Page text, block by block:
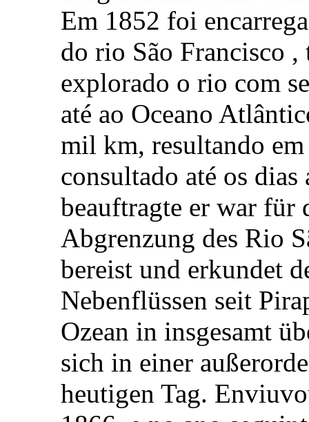
Em 1852 foi
do rio São Francisco
explorado o rio com
até ao Oceano
mil km, resultando
consultado até os
beauftragte er war
Abgrenzung des Rio
bereist und erkundet
Nebenflüssen seit
Ozean in insgesamt
sich in einer
heutigen Tag.